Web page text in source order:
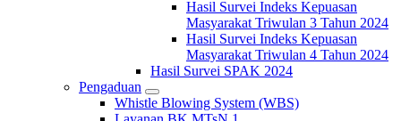
Hasil Survei Indeks Kepuasan
Masyarakat Triwulan 3 Tahun 2024
Hasil Survei Indeks Kepuasan
Masyarakat Triwulan 4 Tahun 2024
Hasil Survei SPAK 2024
Pengaduan
Whistle Blowing System (WBS)